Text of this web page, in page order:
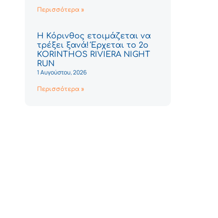
Περισσότερα »
Η Κόρινθος ετοιμάζεται να
τρέξει ξανά! Έρχεται το 2ο
KORINTHOS RIVIERA NIGHT
RUN
1 Αυγούστου, 2026
Περισσότερα »